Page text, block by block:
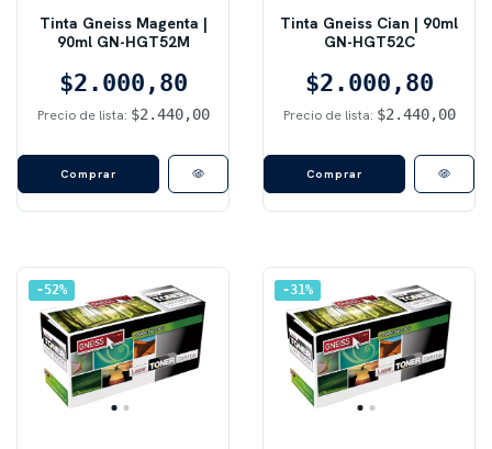
Tinta Gneiss Magenta |
90ml GN-HGT52M
$2.000,80
Precio de lista: $2.440,00
Tinta Gneiss Cian | 90ml
GN-HGT52C
$2.000,80
Precio de lista: $2.440,00
52% 31%